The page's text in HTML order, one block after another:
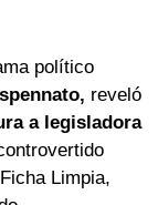
político
reveló
a legisladora
Limpia,